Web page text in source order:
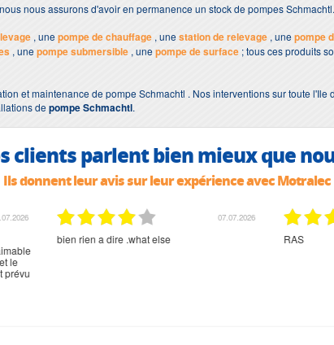
nous assurons d'avoir en permanence un stock de pompes Schmachtl.
, unepompe de chauffage , unestation de relevage , unepompe
, unepompe submersible , unepompe de surface ; tous ces produits
et maintenance de pompe Schmachtl . Nos interventions sur toute
depompe Schmachtl.
clients parlent bien mieux que
Ils donnent leur avis sur leur expérience avec Motralec
02.07.2026
rien à signaler, très content